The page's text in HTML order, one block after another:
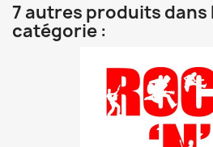
7 autres produits dans
catégorie :